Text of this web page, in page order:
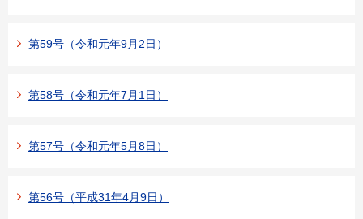
第59号（令和元年9月2日）
第58号（令和元年7月1日）
第57号（令和元年5月8日）
第56号（平成31年4月9日）